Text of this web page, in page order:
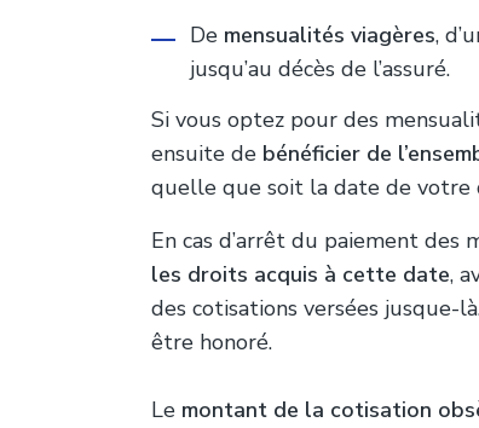
De mensualités viagères,
jusqu’au décès de l’assuré.
Si vous optez pour des
ensuite de bénéficier de
quelle que soit la date de votre
En cas d’arrêt du paiement des
les droits acquis à cette date,
des cotisations versées jusque-
être honoré.
Le montant de la cotisation